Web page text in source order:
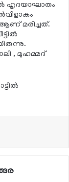
ഹൃദയാഘാതം
മരിച്ചത്.
, മുഹമ്മദ്